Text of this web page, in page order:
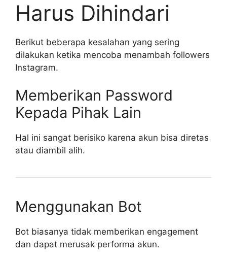
Harus Dihindari
Berikut beberapa kesalahan yang sering
dilakukan ketika mencoba menambah followers
Instagram.
Memberikan Password
Kepada Pihak Lain
Hal ini sangat berisiko karena akun bisa diretas
atau diambil alih.
Menggunakan Bot
Bot biasanya tidak memberikan engagement
dan dapat merusak performa akun.